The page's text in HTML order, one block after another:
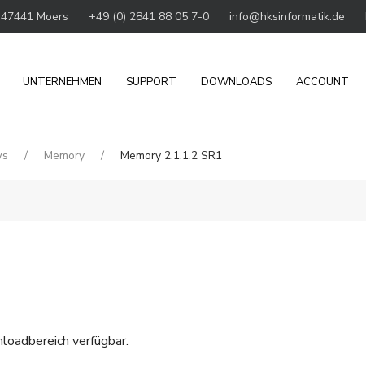
Moers +49 (0) 2841 88 05 7-0 info@hksinformatik.de
UNTERNEHMEN SUPPORT DOWNLOADS ACCOUNT
Memory Memory 2.1.1.2 SR1
verfügbar.